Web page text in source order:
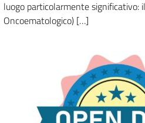
luogo particolarmente significativo:
Oncoematologico) […]